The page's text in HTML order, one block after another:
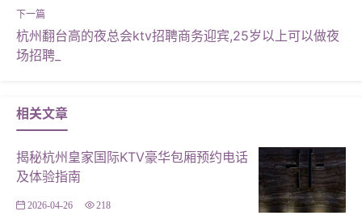
可忽视的一环。通过合理的色彩搭配，可以营造出不同的
氛围。例如，暖色调可以营造温馨、亲切的氛围，适合家
庭聚会；而冷色调则能带来清新、放松的感觉，适合商务
择符合杭州特色的色彩搭配。 **2. 灯光设计** 灯光是KT
V装饰中的灵魂。通过不同亮度、颜色和角度的灯光设
计，可以营造出丰富的视觉效果。例如，舞台灯光可以采
用动态变化的设计，增强表演效果；而包厢灯光则应以柔
和为主，避免对眼睛造成不适。杭州的KTV设计师们通常
会结合现代科技手段，实现灯光的智能化控制。 **3. 空间
杭州翻台高的夜总会ktv招聘商务迎宾,25岁以上可以做夜
场招聘_
相关文章
揭秘杭州皇家国际KTV豪华包厢预约电话
及体验指南
2026-04-26 218